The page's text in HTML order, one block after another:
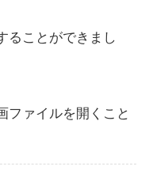
ることができまし
ファイルを開くこと